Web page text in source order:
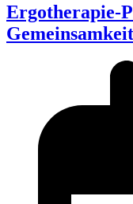
Ergotherapie-